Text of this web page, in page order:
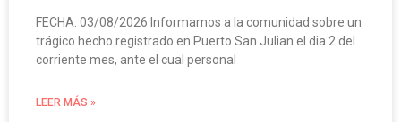
FECHA: 03/08/2026 Informamos a la comunidad sobre un
trágico hecho registrado en Puerto San Julian el dia 2 del
corriente mes, ante el cual personal
LEER MÁS »